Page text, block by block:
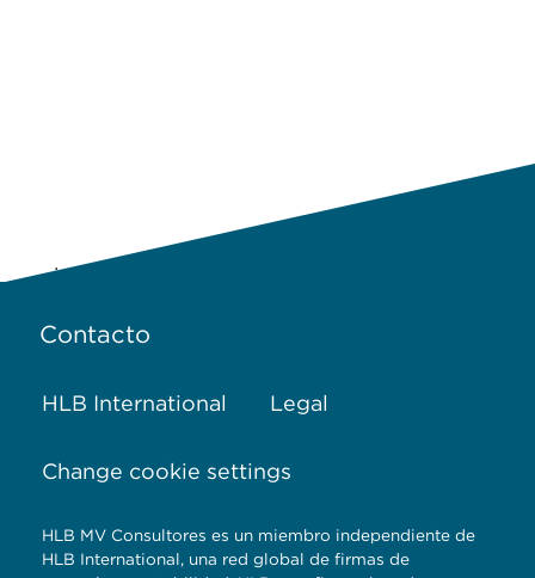
.
Contacto
HLB International Legal
Change cookie settings
HLB MV Consultores es un miembro independiente de
HLB International, una red global de firmas de